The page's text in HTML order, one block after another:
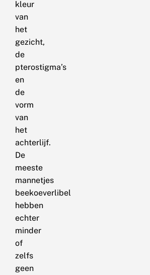
kleur
van
het
gezicht,
de
pterostigma’s
en
de
vorm
van
het
achterlijf.
De
meeste
mannetjes
beekoeverlibel
hebben
echter
minder
of
zelfs
geen